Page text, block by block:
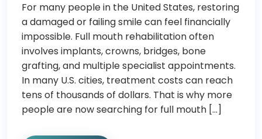
For many people in the United States, restoring
a damaged or failing smile can feel financially
impossible. Full mouth rehabilitation often
involves implants, crowns, bridges, bone
grafting, and multiple specialist appointments.
In many U.S. cities, treatment costs can reach
tens of thousands of dollars. That is why more
people are now searching for full mouth […]